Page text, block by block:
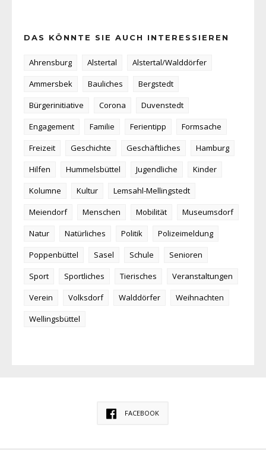
DAS KÖNNTE SIE AUCH INTERESSIEREN
Ahrensburg Alstertal
Alstertal/Walddörfer
Ammersbek
Bauliches
Bergstedt
Bürgerinitiative
Corona
Duvenstedt
Engagement
Familie Ferientipp
Formsache
Freizeit
Geschichte Geschäftliches
Hamburg
Hilfen
Hummelsbüttel Jugendliche
Kinder
Kolumne
Kultur
Lemsahl-Mellingstedt
Meiendorf
Menschen Mobilität
Museumsdorf
Natur
Natürliches Politik
Polizeimeldung
Poppenbüttel
Sasel Schule
Senioren
Sport
Sportliches Tierisches
Veranstaltungen
Verein
Volksdorf Walddörfer
Weihnachten
Wellingsbüttel
FACEBOOK